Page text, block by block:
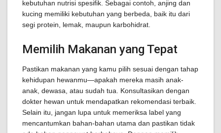
kebutuhan nutrisi spesifik. Sebagai contoh, anjing dan
kucing memiliki kebutuhan yang berbeda, baik itu dari
segi protein, lemak, maupun karbohidrat.
Memilih Makanan yang Tepat
Pastikan makanan yang kamu pilih sesuai dengan tahap
kehidupan hewanmu—apakah mereka masih anak-
anak, dewasa, atau sudah tua. Konsultasikan dengan
dokter hewan untuk mendapatkan rekomendasi terbaik.
Selain itu, jangan lupa untuk memeriksa label yang
mencantumkan bahan-bahan utama dan pastikan tidak